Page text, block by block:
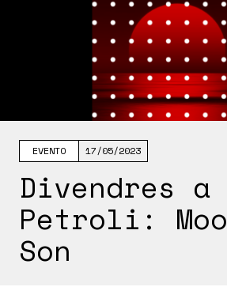
EVENTO 17/05/2023
Divendres a
Petroli:
Son